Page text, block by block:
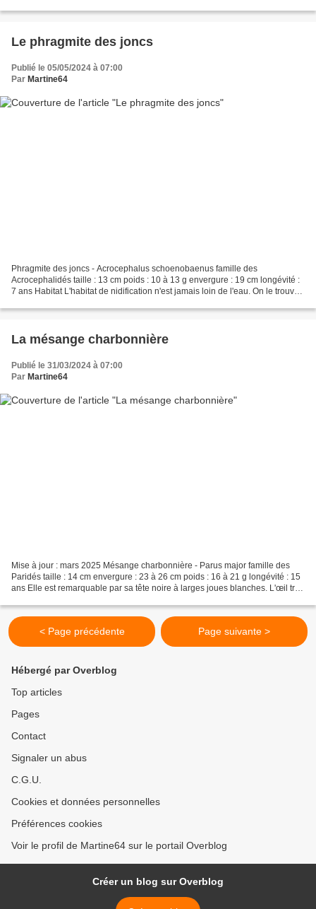
Le phragmite des joncs
Publié le 05/05/2024 à 07:00
Par Martine64
Phragmite des joncs - Acrocephalus schoenobaenus famille des
Acrocephalidés taille : 13 cm poids : 10 à 13 g envergure : 19 cm longévité :
7 ans Habitat L'habitat de nidification n'est jamais loin de l'eau. On le trouve
La mésange charbonnière
Publié le 31/03/2024 à 07:00
Par Martine64
Mise à jour : mars 2025 Mésange charbonnière - Parus major famille des
Paridés taille : 14 cm envergure : 23 à 26 cm poids : 16 à 21 g longévité : 15
ans Elle est remarquable par sa tête noire à larges joues blanches. L'œil très
< Page précédente Page suivante >
Hébergé par Overblog
Top articles
Pages
Contact
Signaler un abus
C.G.U.
Cookies et données personnelles
Préférences cookies
Voir le profil de Martine64 sur le portail Overblog
Créer un blog sur Overblog